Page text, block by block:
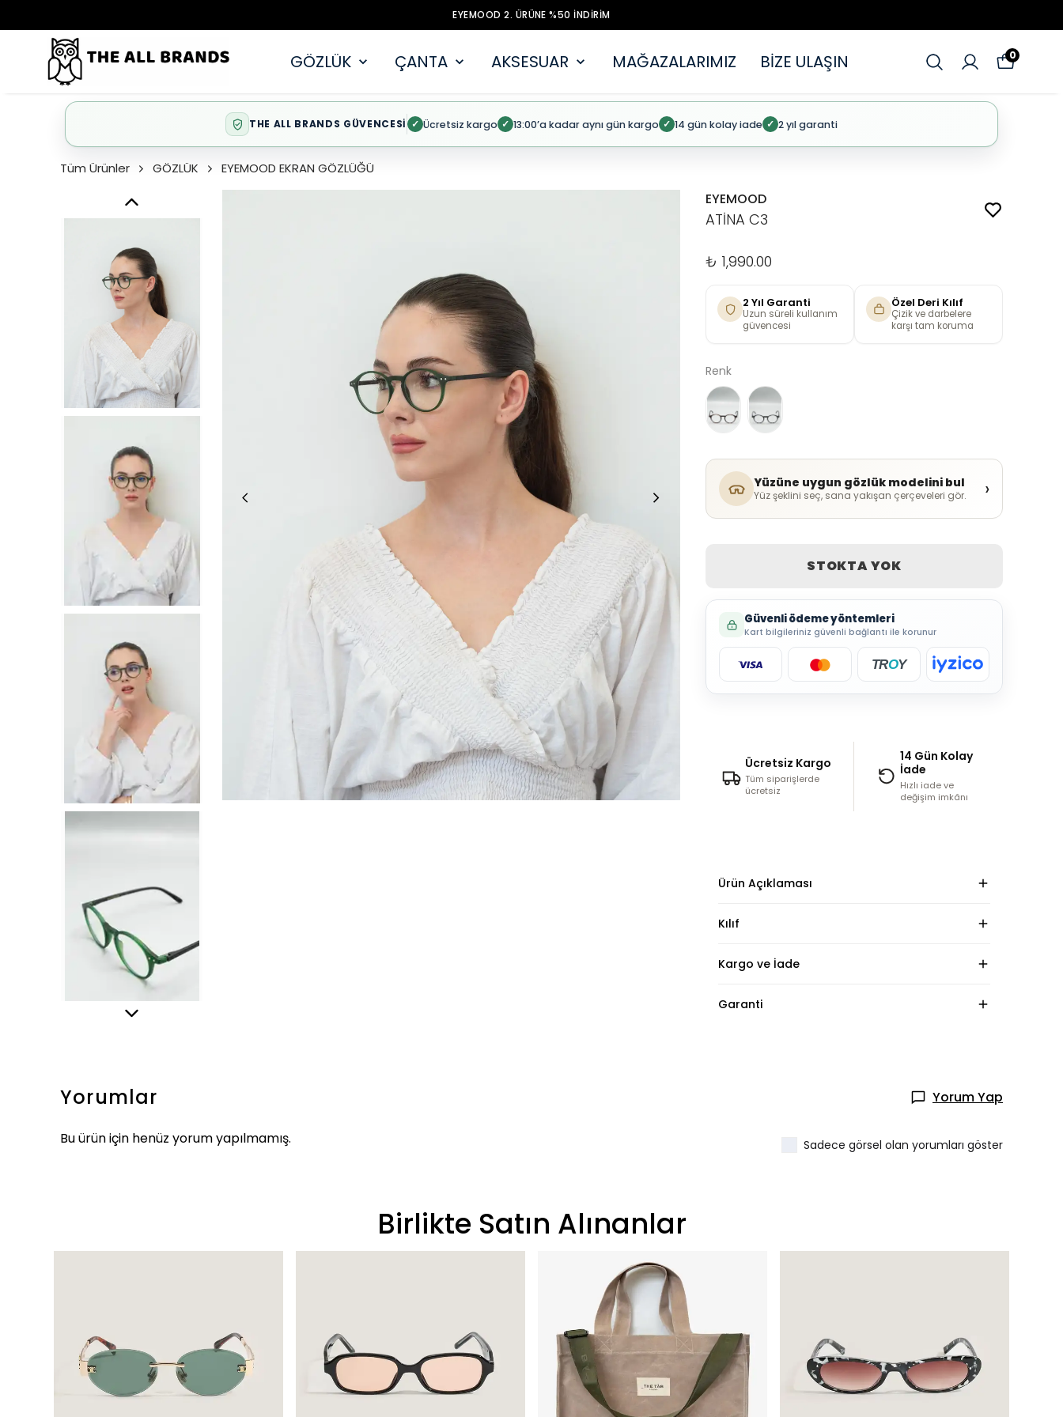
EYEMOOD 2. ÜRÜNE %50 İNDİRİM
GÖZLÜK ÇANTA AKSESUAR MAĞAZALARIMIZ BİZE ULAŞIN 0
THE ALL BRANDS GÜVENCESİ ✓ Ücretsiz kargo ✓ 13:00’a kadar aynı gün kargo ✓ 14 gün kolay iade ✓ 2 yıl garanti
Tüm Ürünler GÖZLÜK EYEMOOD EKRAN GÖZLÜĞÜ
EYEMOOD
ATİNA C3
₺ 1,990.00
2 Yıl Garanti
Uzun süreli kullanım
güvencesi
Özel Deri Kılıf
Çizik ve darbelere
karşı tam koruma
Renk
Yüzüne uygun gözlük modelini bul
Yüz şeklini seç, sana yakışan çerçeveleri gör. ›
STOKTA YOK
Güvenli ödeme yöntemleri
Kart bilgileriniz güvenli bağlantı ile korunur
TROY
Ücretsiz Kargo
Tüm siparişlerde
ücretsiz
14 Gün Kolay
İade
Hızlı iade ve
değişim imkânı
Ürün Açıklaması
Kılıf
Kargo ve İade
Garanti
Yorumlar Yorum Yap
Bu ürün için henüz yorum yapılmamış. Sadece görsel olan yorumları göster
Birlikte Satın Alınanlar